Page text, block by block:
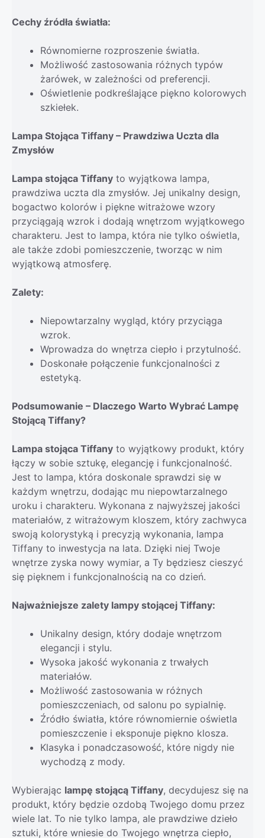
Cechy źródła światła:
Równomierne rozproszenie światła.
Możliwość zastosowania różnych typów
żarówek, w zależności od preferencji.
Oświetlenie podkreślające piękno kolorowych
szkiełek.
Lampa Stojąca Tiffany – Prawdziwa Uczta dla
Zmysłów
Lampa stojąca Tiffany to wyjątkowa lampa,
prawdziwa uczta dla zmysłów. Jej unikalny design,
bogactwo kolorów i piękne witrażowe wzory
przyciągają wzrok i dodają wnętrzom wyjątkowego
charakteru. Jest to lampa, która nie tylko oświetla,
ale także zdobi pomieszczenie, tworząc w nim
wyjątkową atmosferę.
Zalety:
Niepowtarzalny wygląd, który przyciąga
wzrok.
Wprowadza do wnętrza ciepło i przytulność.
Doskonałe połączenie funkcjonalności z
estetyką.
Podsumowanie – Dlaczego Warto Wybrać Lampę
Stojącą Tiffany?
Lampa stojąca Tiffany to wyjątkowy produkt, który
łączy w sobie sztukę, elegancję i funkcjonalność.
Jest to lampa, która doskonale sprawdzi się w
każdym wnętrzu, dodając mu niepowtarzalnego
uroku i charakteru. Wykonana z najwyższej jakości
materiałów, z witrażowym kloszem, który zachwyca
swoją kolorystyką i precyzją wykonania, lampa
Tiffany to inwestycja na lata. Dzięki niej Twoje
wnętrze zyska nowy wymiar, a Ty będziesz cieszyć
się pięknem i funkcjonalnością na co dzień.
Najważniejsze zalety lampy stojącej Tiffany:
Unikalny design, który dodaje wnętrzom
elegancji i stylu.
Wysoka jakość wykonania z trwałych
materiałów.
Możliwość zastosowania w różnych
pomieszczeniach, od salonu po sypialnię.
Źródło światła, które równomiernie oświetla
pomieszczenie i eksponuje piękno klosza.
Klasyka i ponadczasowość, które nigdy nie
wychodzą z mody.
Wybierając lampę stojącą Tiffany, decydujesz się na
produkt, który będzie ozdobą Twojego domu przez
wiele lat. To nie tylko lampa, ale prawdziwe dzieło
sztuki, które wniesie do Twojego wnętrza ciepło,